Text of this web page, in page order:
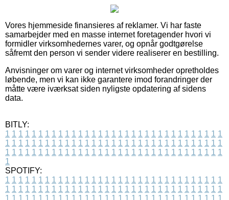
Vores hjemmeside finansieres af reklamer. Vi har faste
samarbejder med en masse internet foretagender hvori vi
formidler virksomhedernes varer, og opnår godtgørelse
såfremt den person vi sender videre realiserer en bestilling.
Anvisninger om varer og internet virksomheder opretholdes
løbende, men vi kan ikke garantere imod forandringer der
måtte være iværksat siden nyligste opdatering af sidens
data.
BITLY:
1 1 1 1 1 1 1 1 1 1 1 1 1 1 1 1 1 1 1 1 1 1 1 1 1 1 1 1 1 1 1 1 1
1 1 1 1 1 1 1 1 1 1 1 1 1 1 1 1 1 1 1 1 1 1 1 1 1 1 1 1 1 1 1 1 1
1 1 1 1 1 1 1 1 1 1 1 1 1 1 1 1 1 1 1 1 1 1 1 1 1 1 1 1 1 1 1 1 1
1
SPOTIFY:
1 1 1 1 1 1 1 1 1 1 1 1 1 1 1 1 1 1 1 1 1 1 1 1 1 1 1 1 1 1 1 1 1
1 1 1 1 1 1 1 1 1 1 1 1 1 1 1 1 1 1 1 1 1 1 1 1 1 1 1 1 1 1 1 1 1
1 1 1 1 1 1 1 1 1 1 1 1 1 1 1 1 1 1 1 1 1 1 1 1 1 1 1 1 1 1 1 1 1